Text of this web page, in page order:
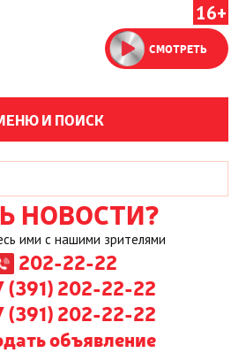
16+
СМОТРЕТЬ
И ПОИСК
НОВОСТИ?
ими с нашими зрителями
202-22-22
(391) 202-22-22
(391) 202-22-22
объявление